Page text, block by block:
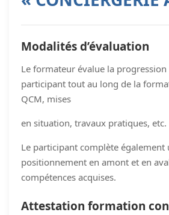
Modalités d’évaluation
Le formateur évalue la
participant tout au long de la
QCM, mises
en situation, travaux pratiques, etc.
Le participant complète également
positionnement en amont et en
compétences acquises.
Attestation formation